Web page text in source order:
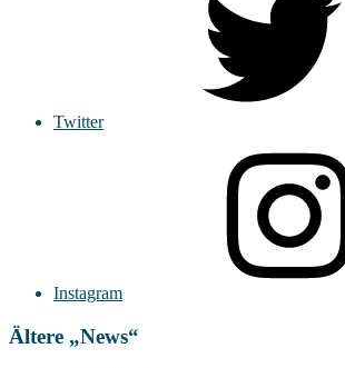
Twitter
Instagram
Ältere „News“